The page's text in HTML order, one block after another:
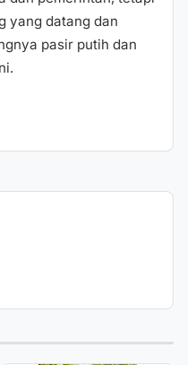
yang datang dan
pasir putih dan